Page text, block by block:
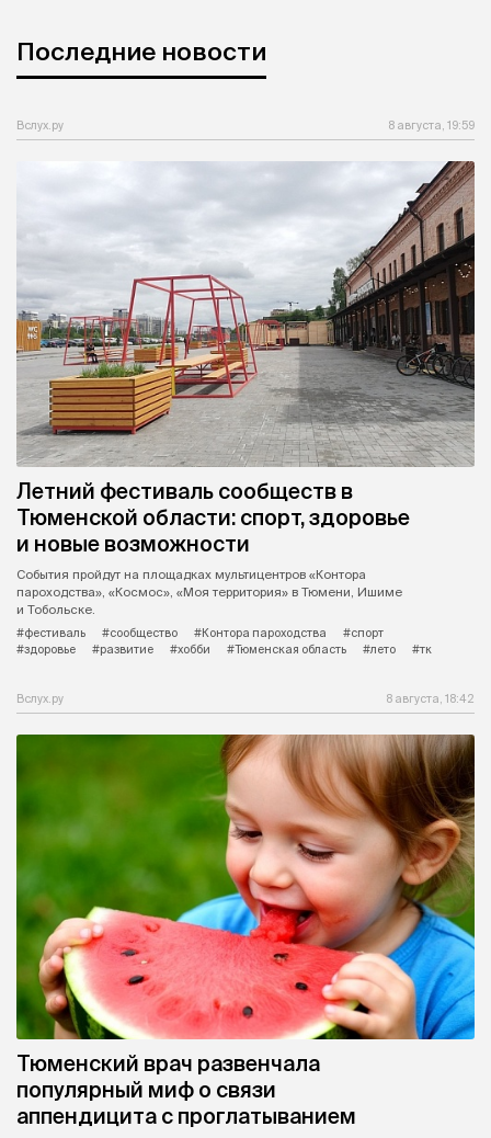
Последние новости
Вслух.ру 8 августа, 19:59
Летний фестиваль сообществ в
Тюменской области: спорт, здоровье
и новые возможности
События пройдут на площадках мультицентров «Контора
пароходства», «Космос», «Моя территория» в Тюмени, Ишиме
и Тобольске.
#фестиваль
#сообщество #Контора пароходства
#спорт
#здоровье
#развитие #хобби #Тюменская область #лето #тк
Вслух.ру 8 августа, 18:42
Тюменский врач развенчала
популярный миф о связи
аппендицита с проглатыванием